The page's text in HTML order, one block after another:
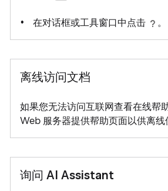
在对话框或工具窗口中点击 。
离线访问文档
如果您无法访问互联网查看在线帮
Web 服务器提供帮助页面以供离线
询问 AI Assistant